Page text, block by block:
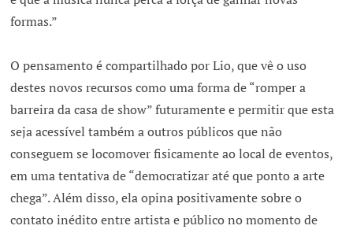
formas.”
O pensamento é compartilhado por Lio, que vê o uso
destes novos recursos como uma forma de “romper a
barreira da casa de show” futuramente e permitir que esta
seja acessível também a outros públicos que não
conseguem se locomover fisicamente ao local de eventos,
em uma tentativa de “democratizar até que ponto a arte
chega”. Além disso, ela opina positivamente sobre o
contato inédito entre artista e público no momento de